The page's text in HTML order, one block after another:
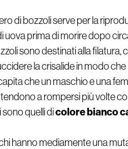
di bozzoli serve per la
uova prima di morire dopo
sono destinati alla
la crisalide in modo
che un maschio e una
a rompersi più volte
sono quelli dicolore bianco
hanno mediamente una